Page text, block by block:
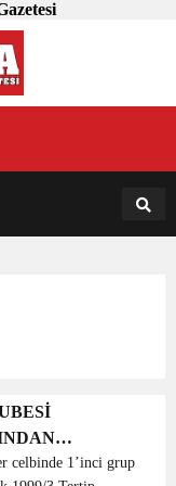
18:31
celbinde 1’inci grup